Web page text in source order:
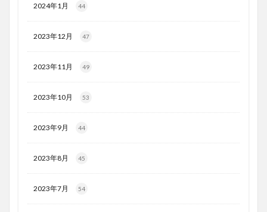
2024年1月 44
2023年12月 47
2023年11月 49
2023年10月 53
2023年9月 44
2023年8月 45
2023年7月 54